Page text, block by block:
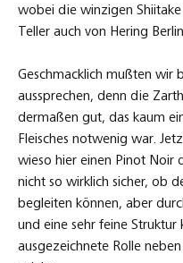
wobei die winzigen
Teller auch von Hering
Geschmacklich mußten wir
aussprechen, denn die
dermaßen gut, das kaum
Fleisches notwenig war.
wieso hier einen Pinot Noir
nicht so wirklich sicher, ob
begleiten können, aber
und eine sehr feine
ausgezeichnete Rolle